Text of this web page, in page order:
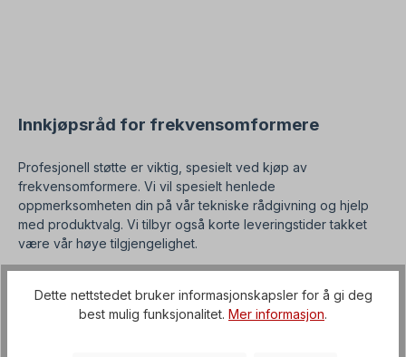
Hz, med konstant nominelt dreiemoment, under 30
Hzen ekstern vifte er nødvendig for kjøling.
CE-, UL- og CSA-sertifisert. EASYdrive oppfyller
EMC-klasse C2 (for 3-faset nettforsyning) eller C1
(for 1-faset nettforsyning) uten eksterne filtertiltak.
Mulig valg av varianter! ProduktvalgDen viste
"frekvensomformeren med MMI-styringsenhet" er
fullt brukbar og inneholder et potensiometer som
er innebygd i siden. Viktigemerknader Denne
produkt. Avbestilling eller tilbaketrekking fra
kjøpet er utelukket!Alle produktbilder er
Innkjøpsråd for frekvensomformere
Profesjonell støtte er viktig, spesielt ved kjøp av
frekvensomformere. Vi vil spesielt henlede
oppmerksomheten din på vår tekniske rådgivning og hjelp
med produktvalg. Vi tilbyr også korte leveringstider takket
være vår høye tilgjengelighet.
Dette nettstedet bruker informasjonskapsler for å gi deg
best mulig funksjonalitet. Mer informasjon.